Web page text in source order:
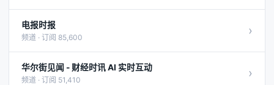
电报时报
频道 · 订阅 85,600 ›
华尔街见闻 - 财经时讯 AI 实时互动
频道 · 订阅 51,410 ›